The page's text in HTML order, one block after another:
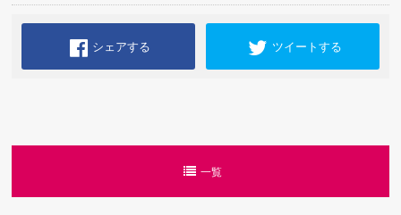
シェアする ツイートする
一覧